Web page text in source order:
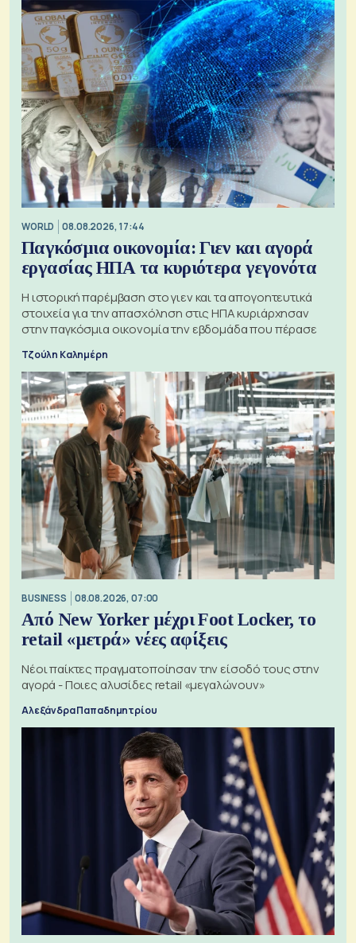
WORLD 08.08.2026, 17:44
Παγκόσμια οικονομία: Γιεν και αγορά
εργασίας ΗΠΑ τα κυριότερα γεγονότα
Η ιστορική παρέμβαση στο γιεν και τα απογοητευτικά
στοιχεία για την απασχόληση στις ΗΠΑ κυριάρχησαν
στην παγκόσμια οικονομία την εβδομάδα που πέρασε
Τζούλη Καλημέρη
BUSINESS 08.08.2026, 07:00
Από New Yorker μέχρι Foot Locker, το
retail «μετρά» νέες αφίξεις
Νέοι παίκτες πραγματοποίησαν την είσοδό τους στην
αγορά - Ποιες αλυσίδες retail «μεγαλώνουν»
Αλεξάνδρα Παπαδημητρίου